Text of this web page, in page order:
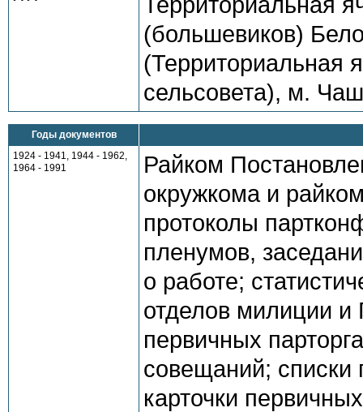
(большевиков)
(Территориальная
сельсовета), м.
Годы документов
1924 - 1941, 1944 - 1962,
1964 - 1991
Райком
окружкома и
протоколы
пленумов,
о работе;
отделов милиции и
первичных
совещаний; списки
карточки